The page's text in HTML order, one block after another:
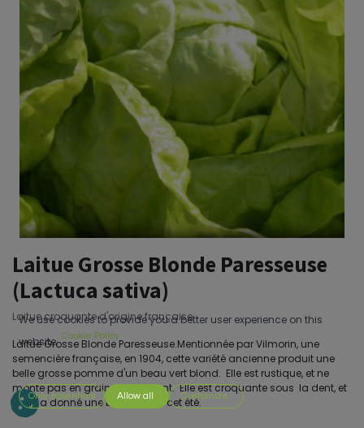
Laitue Grosse Blonde Paresseuse
(Lactuca sativa)
Laitue croquante d'origine française.
Laitue Grosse Blonde Paresseuse.Mentionnée par Vilmorin, une
semencière française, en 1904, cette variété ancienne produit une
belle grosse pomme d'un beau vert blond. Elle est rustique, et ne
monte pas en graine facilement. Elle est croquante sous la dent, et
nous a donné une belle récolte cet été.
We use cookies to provide you a better user experience on this
website. Cookie Policy
Only essentials Allow all Customize